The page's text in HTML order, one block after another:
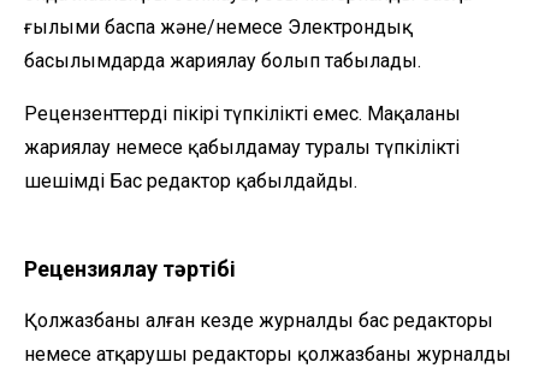
ғылыми баспа және/немесе Электрондық
басылымдарда жариялау болып табылады.
Рецензенттердің пікірі түпкілікті емес. Мақаланы
жариялау немесе қабылдамау туралы түпкілікті
шешімді Бас редактор қабылдайды.
Рецензиялау тәртібі
Қолжазбаны алған кезде журналдың бас редакторы
немесе атқарушы редакторы қолжазбаның журналдың